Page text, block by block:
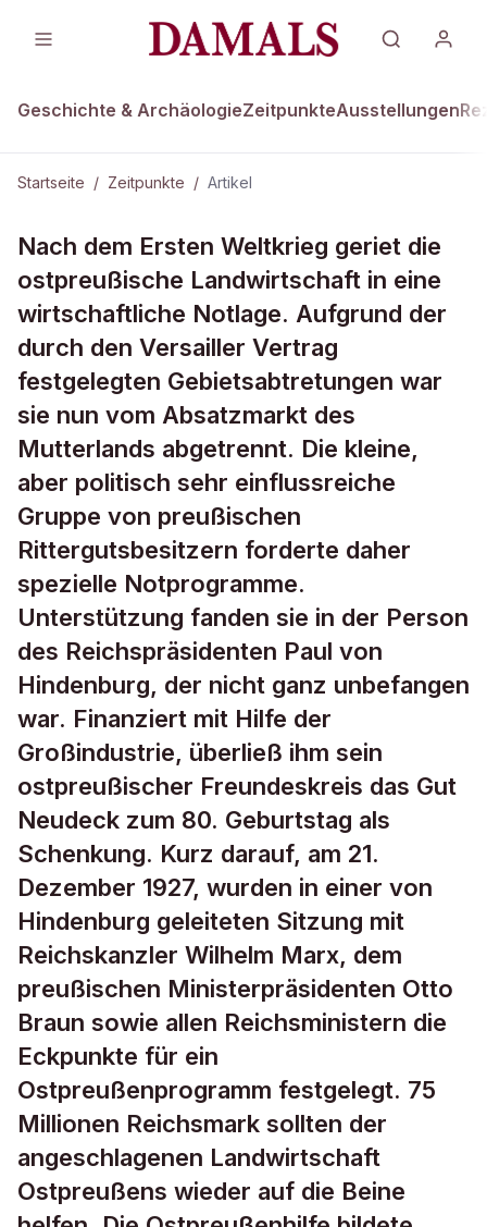
Geschichte & ArchäologieZeitpunkteAusstellungen
Startseite / Zeitpunkte / Artikel
Hilfe für Ostpreußen vereinbart
Nach dem Ersten Weltkrieg geriet die
ostpreußische Landwirtschaft in eine
wirtschaftliche Notlage. Aufgrund der
durch den Versailler Vertrag
festgelegten Gebietsabtretungen war
sie nun vom Absatzmarkt des
Mutterlands abgetrennt. Die kleine,
aber politisch sehr einflussreiche
Gruppe von preußischen
Rittergutsbesitzern forderte daher
spezielle Notprogramme.
Unterstützung fanden sie in der Person
des Reichspräsidenten Paul von
Hindenburg, der nicht ganz unbefangen
war. Finanziert mit Hilfe der
Großindustrie, überließ ihm sein
ostpreußischer Freundeskreis das Gut
Neudeck zum 80. Geburtstag als
Schenkung. Kurz darauf, am 21.
Dezember 1927, wurden in einer von
Hindenburg geleiteten Sitzung mit
Reichskanzler Wilhelm Marx, dem
preußischen Ministerpräsidenten Otto
Braun sowie allen Reichsministern die
Eckpunkte für ein
Ostpreußenprogramm festgelegt. 75
Millionen Reichsmark sollten der
angeschlagenen Landwirtschaft
Ostpreußens wieder auf die Beine